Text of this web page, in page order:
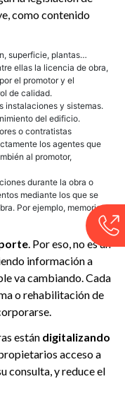
como contenido
superficie, plantas…
ellas la licencia de obra,
el promotor y el
de calidad.
instalaciones y sistemas.
del edificio.
o contratistas
los agentes que
al promotor,
durante la obra o
mediante los que se
Por ejemplo, memorias,
. Por eso, no es un
información a
va cambiando. Cada
o rehabilitación de
están digitalizando
acceso a
consulta, y reduce el